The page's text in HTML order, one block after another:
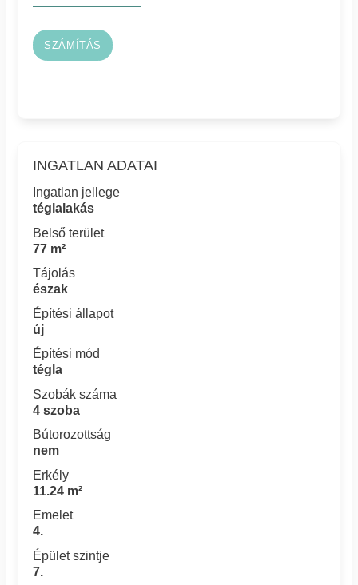
SZÁMÍTÁS
INGATLAN ADATAI
Ingatlan jellege
téglalakás
Belső terület
77 m²
Tájolás
észak
Építési állapot
új
Építési mód
tégla
Szobák száma
4 szoba
Bútorozottság
nem
Erkély
11.24 m²
Emelet
4.
Épület szintje
7.